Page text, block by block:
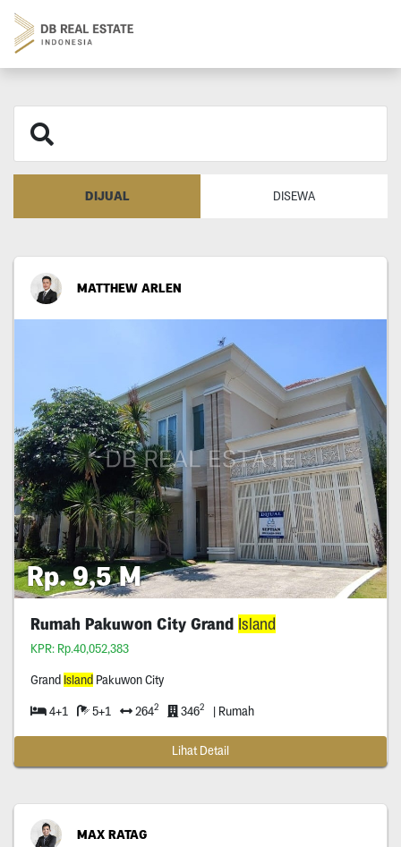
DIJUAL DISEWA
MATTHEW ARLEN
Rp. 9,5 M
Rumah Pakuwon City Grand Island
KPR: Rp.40,052,383
Grand IslandPakuwon City
4+1 5+1 2642 3462 | Rumah
Lihat Detail
MAX RATAG